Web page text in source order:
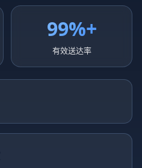
99%+
有效送达率